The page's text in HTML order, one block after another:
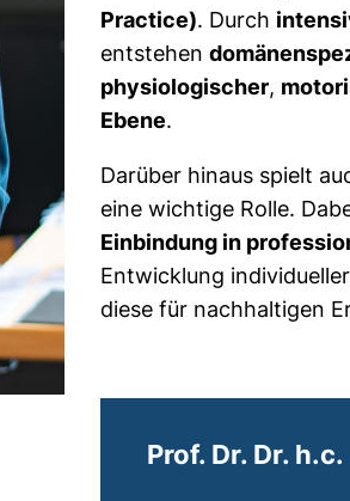
Practice). Durch
entstehen
physiologischer,
Ebene.
Darüber hinaus spielt
eine wichtige Rolle.
Einbindung in
Entwicklung individueller
diese für nachhaltigen
Prof. Dr. Dr.